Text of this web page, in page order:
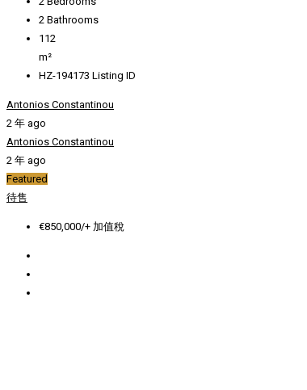
2 Bathrooms
112
m²
HZ-194173 Listing ID
Antonios Constantinou
2 年 ago
Antonios Constantinou
2 年 ago
Featured
待售
€850,000/+ 加值稅